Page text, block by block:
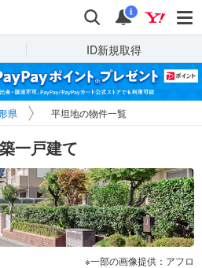
検索 通知
i
ID新規取得
県 平坦地の物件一覧
一戸建て
一部の画像提供：アフロ